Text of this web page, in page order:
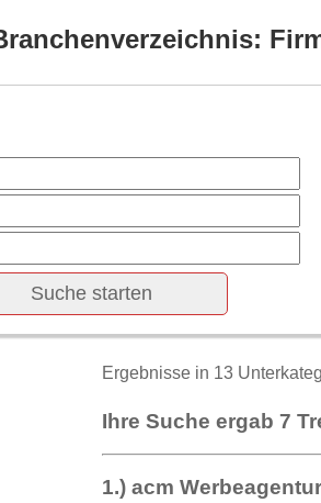
Ergebnisse in 13
Ihre Suche ergab 7
1.) acm